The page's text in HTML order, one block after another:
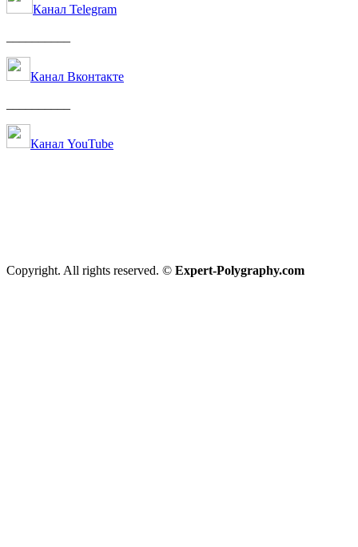
Канал Telegram
Канал Вконтакте
Канал YouTube
Copyright. All rights reserved. © Expert-Polygraphy.com